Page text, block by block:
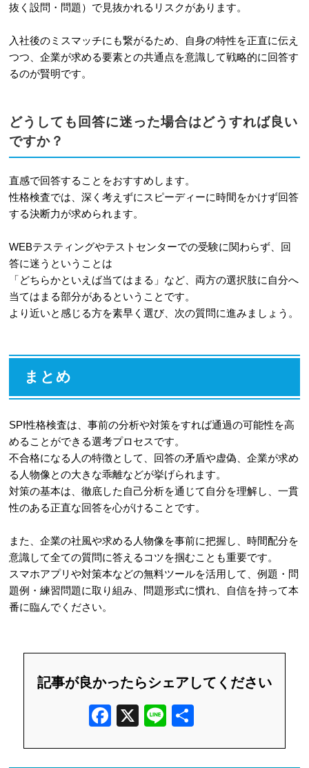
抜く設問・問題）で見抜かれるリスクがあります。
入社後のミスマッチにも繋がるため、自身の特性を正直に伝え
つつ、企業が求める要素との共通点を意識して戦略的に回答す
るのが賢明です。
どうしても回答に迷った場合はどうすれば良い
ですか？
直感で回答することをおすすめします。
性格検査では、深く考えずにスピーディーに時間をかけず回答
する決断力が求められます。
WEBテスティングやテストセンターでの受験に関わらず、回
答に迷うということは
「どちらかといえば当てはまる」など、両方の選択肢に自分へ
当てはまる部分があるということです。
より近いと感じる方を素早く選び、次の質問に進みましょう。
まとめ
SPI性格検査は、事前の分析や対策をすれば通過の可能性を高
めることができる選考プロセスです。
不合格になる人の特徴として、回答の矛盾や虚偽、企業が求め
る人物像との大きな乖離などが挙げられます。
対策の基本は、徹底した自己分析を通じて自分を理解し、一貫
性のある正直な回答を心がけることです。
また、企業の社風や求める人物像を事前に把握し、時間配分を
意識して全ての質問に答えるコツを掴むことも重要です。
スマホアプリや対策本などの無料ツールを活用して、例題・問
題例・練習問題に取り組み、問題形式に慣れ、自信を持って本
番に臨んでください。
記事が良かったらシェアしてください
F X Li 共